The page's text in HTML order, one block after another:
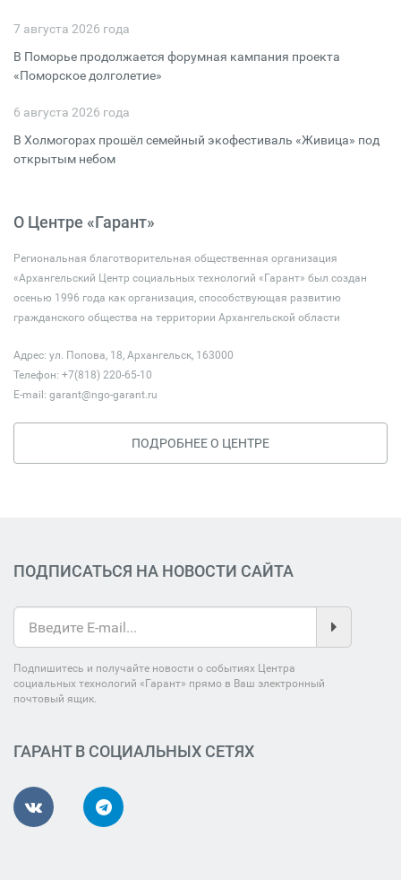
7 августа 2026 года
В Поморье продолжается форумная кампания проекта
«Поморское долголетие»
6 августа 2026 года
В Холмогорах прошёл семейный экофестиваль «Живица» под
открытым небом
О Центре «Гарант»
Региональная благотворительная общественная организация
«Архангельский Центр социальных технологий «Гарант» был создан
осенью 1996 года как организация, способствующая развитию
гражданского общества на территории Архангельской области
Адрес: ул. Попова, 18, Архангельск, 163000
Телефон: +7(818) 220-65-10
E-mail: garant@ngo-garant.ru
ПОДРОБНЕЕ О ЦЕНТРЕ
ПОДПИСАТЬСЯ НА НОВОСТИ САЙТА
Подпишитесь и получайте новости о событиях Центра
социальных технологий «Гарант» прямо в Ваш электронный
почтовый ящик.
ГАРАНТ В СОЦИАЛЬНЫХ СЕТЯХ